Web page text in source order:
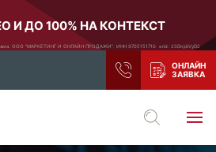
И ДО 100% НА КОНТЕКСТ
ООО "МАРКЕТИНГ И ОНЛАЙН ПРОДАЖИ". ИНН 9705151710. erid: 2SDnjdiVyD2